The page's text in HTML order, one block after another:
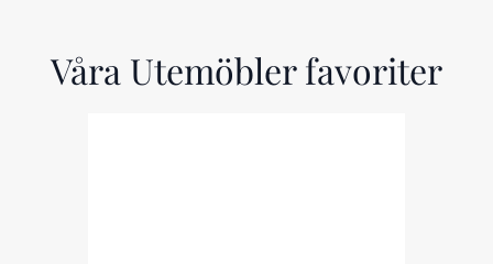
Våra Utemöbler favoriter